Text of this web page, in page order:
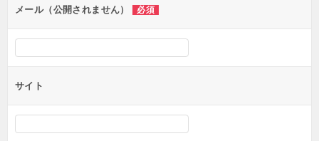
ンメール（公開されません） 必須
サイト